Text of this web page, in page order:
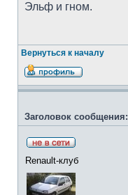
Эльф и гном.
Вернуться к началу
Заголовок сообщения:
Renault-клуб